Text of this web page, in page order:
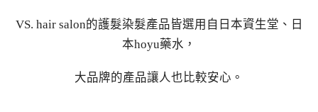
VS. hair salon的護髮染髮產品皆選用自日本資生堂、日
本hoyu藥水，
大品牌的產品讓人也比較安心。